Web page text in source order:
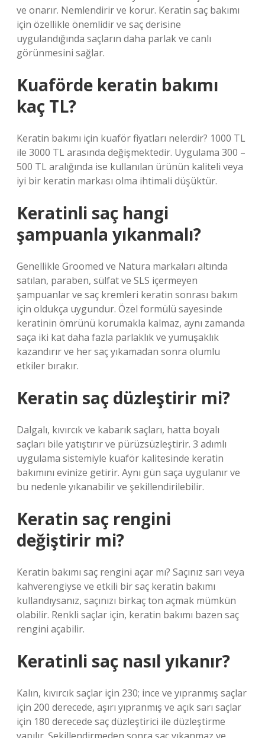
ve onarır. Nemlendirir ve korur. Keratin saç bakımı
için özellikle önemlidir ve saç derisine
uygulandığında saçların daha parlak ve canlı
görünmesini sağlar.
Kuaförde keratin bakımı
kaç TL?
Keratin bakımı için kuaför fiyatları nelerdir? 1000 TL
ile 3000 TL arasında değişmektedir. Uygulama 300 –
500 TL aralığında ise kullanılan ürünün kaliteli veya
iyi bir keratin markası olma ihtimali düşüktür.
Keratinli saç hangi
şampuanla yıkanmalı?
Genellikle Groomed ve Natura markaları altında
satılan, paraben, sülfat ve SLS içermeyen
şampuanlar ve saç kremleri keratin sonrası bakım
için oldukça uygundur. Özel formülü sayesinde
keratinin ömrünü korumakla kalmaz, aynı zamanda
saça iki kat daha fazla parlaklık ve yumuşaklık
kazandırır ve her saç yıkamadan sonra olumlu
etkiler bırakır.
Keratin saç düzleştirir mi?
Dalgalı, kıvırcık ve kabarık saçları, hatta boyalı
saçları bile yatıştırır ve pürüzsüzleştirir. 3 adımlı
uygulama sistemiyle kuaför kalitesinde keratin
bakımını evinize getirir. Aynı gün saça uygulanır ve
bu nedenle yıkanabilir ve şekillendirilebilir.
Keratin saç rengini
değiştirir mi?
Keratin bakımı saç rengini açar mı? Saçınız sarı veya
kahverengiyse ve etkili bir saç keratin bakımı
kullandıysanız, saçınızı birkaç ton açmak mümkün
olabilir. Renkli saçlar için, keratin bakımı bazen saç
rengini açabilir.
Keratinli saç nasıl yıkanır?
Kalın, kıvırcık saçlar için 230; ince ve yıpranmış saçlar
için 200 derecede, aşırı yıpranmış ve açık sarı saçlar
için 180 derecede saç düzleştirici ile düzleştirme